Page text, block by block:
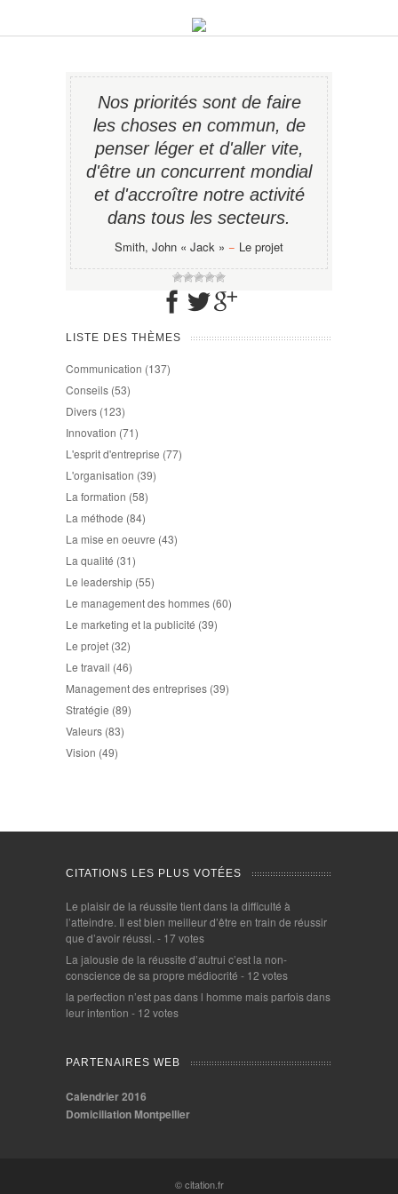
Nos priorités sont de faire
les choses en commun, de
penser léger et d'aller vite,
d'être un concurrent mondial
et d'accroître notre activité
dans tous les secteurs.
Smith, John « Jack » − Le projet
LISTE DES THÈMES
Communication (137)
Conseils (53)
Divers (123)
Innovation (71)
L'esprit d'entreprise (77)
L'organisation (39)
La formation (58)
La méthode (84)
La mise en oeuvre (43)
La qualité (31)
Le leadership (55)
Le management des hommes (60)
Le marketing et la publicité (39)
Le projet (32)
Le travail (46)
Management des entreprises (39)
Stratégie (89)
Valeurs (83)
Vision (49)
CITATIONS LES PLUS VOTÉES
Le plaisir de la réussite tient dans la difficulté à
l’atteindre. Il est bien meilleur d’être en train de réussir
que d’avoir réussi. - 17 votes
La jalousie de la réussite d’autrui c’est la non-
conscience de sa propre médiocrité - 12 votes
la perfection n’est pas dans l homme mais parfois dans
leur intention - 12 votes
PARTENAIRES WEB
Calendrier 2016
Domiciliation Montpellier
© citation.fr